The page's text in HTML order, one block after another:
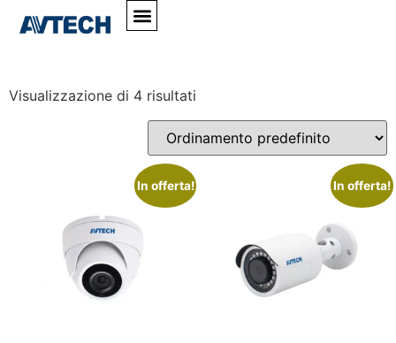
#Sicurezza24/7
Visualizzazione di 4 risultati
In offerta! In offerta!